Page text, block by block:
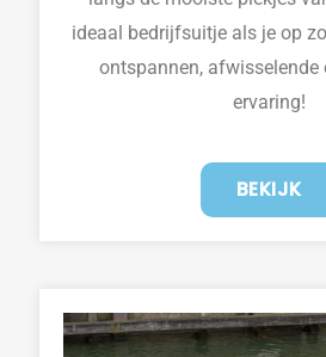
ideaal bedrijfsuitje als je op
ontspannen, afwisselende
ervaring!
BEKIJK